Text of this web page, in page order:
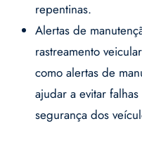
repentinas.
Alertas de
rastreamento
como alertas de
ajudar a evitar
segurança dos